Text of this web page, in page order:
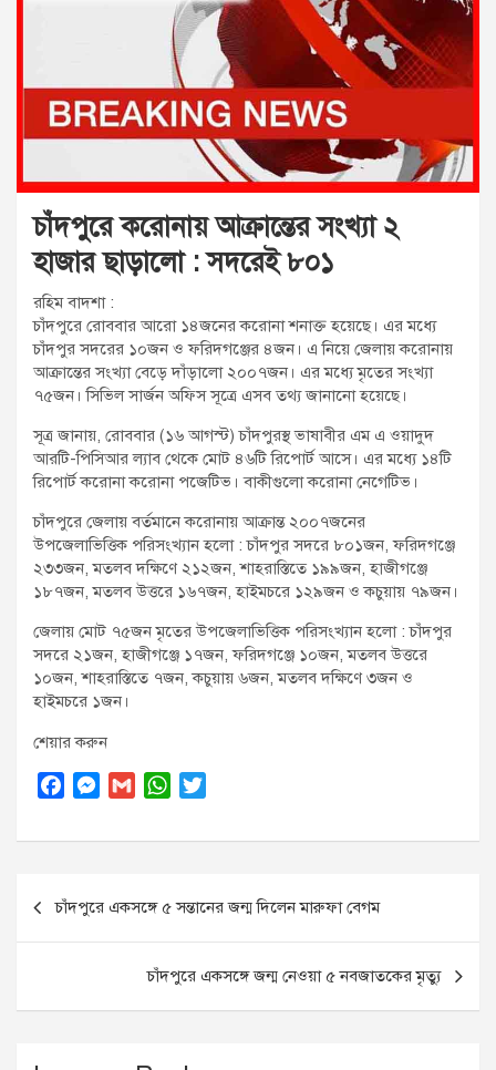
চাঁদপুরে করোনায় আক্রান্তের সংখ্যা ২
হাজার ছাড়ালো : সদরেই ৮০১
রহিম বাদশা :
চাঁদপুরে রোববার আরো ১৪জনের করোনা শনাক্ত হয়েছে। এর মধ্যে
চাঁদপুর সদরের ১০জন ও ফরিদগঞ্জের ৪জন। এ নিয়ে জেলায় করোনায়
আক্রান্তের সংখ্যা বেড়ে দাঁড়ালো ২০০৭জন। এর মধ্যে মৃতের সংখ্যা
৭৫জন। সিভিল সার্জন অফিস সূত্রে এসব তথ্য জানানো হয়েছে।
সূত্র জানায়, রোববার (১৬ আগস্ট) চাঁদপুরস্থ ভাষাবীর এম এ ওয়াদুদ
আরটি-পিসিআর ল্যাব থেকে মোট ৪৬টি রিপোর্ট আসে। এর মধ্যে ১৪টি
রিপোর্ট করোনা করোনা পজেটিভ। বাকীগুলো করোনা নেগেটিভ।
চাঁদপুরে জেলায় বর্তমানে করোনায় আক্রান্ত ২০০৭জনের
উপজেলাভিত্তিক পরিসংখ্যান হলো : চাঁদপুর সদরে ৮০১জন, ফরিদগঞ্জে
২৩৩জন, মতলব দক্ষিণে ২১২জন, শাহরাস্তিতে ১৯৯জন, হাজীগঞ্জে
১৮৭জন, মতলব উত্তরে ১৬৭জন, হাইমচরে ১২৯জন ও কচুয়ায় ৭৯জন।
জেলায় মোট ৭৫জন মৃতের উপজেলাভিত্তিক পরিসংখ্যান হলো : চাঁদপুর
সদরে ২১জন, হাজীগঞ্জে ১৭জন, ফরিদগঞ্জে ১০জন, মতলব উত্তরে
১০জন, শাহরাস্তিতে ৭জন, কচুয়ায় ৬জন, মতলব দক্ষিণে ৩জন ও
হাইমচরে ১জন।
শেয়ার করুন
c
o
o
M
s
n
g
G
a
W
a
p
p
i
e
r
Post
navigation
চাঁদপুরে একসঙ্গে ৫ সন্তানের জন্ম দিলেন মারুফা বেগম
চাঁদপুরে একসঙ্গে জন্ম নেওয়া ৫ নবজাতকের মৃত্যু